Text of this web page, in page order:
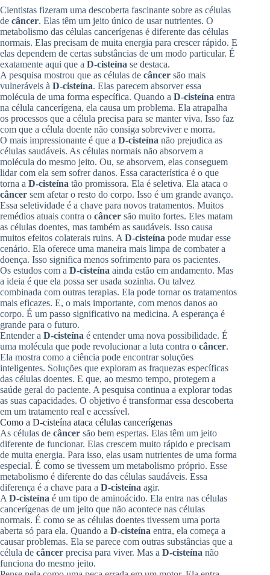
Cientistas fizeram uma descoberta fascinante sobre as células
de câncer. Elas têm um jeito único de usar nutrientes. O
metabolismo das células cancerígenas é diferente das células
normais. Elas precisam de muita energia para crescer rápido. E
elas dependem de certas substâncias de um modo particular. É
exatamente aqui que a D-cisteína se destaca.
A pesquisa mostrou que as células de câncer são mais
vulneráveis à D-cisteína. Elas parecem absorver essa
molécula de uma forma específica. Quando a D-cisteína entra
na célula cancerígena, ela causa um problema. Ela atrapalha
os processos que a célula precisa para se manter viva. Isso faz
com que a célula doente não consiga sobreviver e morra.
O mais impressionante é que a D-cisteína não prejudica as
células saudáveis. As células normais não absorvem a
molécula do mesmo jeito. Ou, se absorvem, elas conseguem
lidar com ela sem sofrer danos. Essa característica é o que
torna a D-cisteína tão promissora. Ela é seletiva. Ela ataca o
câncer sem afetar o resto do corpo. Isso é um grande avanço.
Essa seletividade é a chave para novos tratamentos. Muitos
remédios atuais contra o câncer são muito fortes. Eles matam
as células doentes, mas também as saudáveis. Isso causa
muitos efeitos colaterais ruins. A D-cisteína pode mudar esse
cenário. Ela oferece uma maneira mais limpa de combater a
doença. Isso significa menos sofrimento para os pacientes.
Os estudos com a D-cisteína ainda estão em andamento. Mas
a ideia é que ela possa ser usada sozinha. Ou talvez
combinada com outras terapias. Ela pode tornar os tratamentos
mais eficazes. E, o mais importante, com menos danos ao
corpo. É um passo significativo na medicina. A esperança é
grande para o futuro.
Entender a D-cisteína é entender uma nova possibilidade. É
uma molécula que pode revolucionar a luta contra o câncer.
Ela mostra como a ciência pode encontrar soluções
inteligentes. Soluções que exploram as fraquezas específicas
das células doentes. E que, ao mesmo tempo, protegem a
saúde geral do paciente. A pesquisa continua a explorar todas
as suas capacidades. O objetivo é transformar essa descoberta
em um tratamento real e acessível.
Como a D-cisteína ataca células cancerígenas
As células de câncer são bem espertas. Elas têm um jeito
diferente de funcionar. Elas crescem muito rápido e precisam
de muita energia. Para isso, elas usam nutrientes de uma forma
especial. É como se tivessem um metabolismo próprio. Esse
metabolismo é diferente do das células saudáveis. Essa
diferença é a chave para a D-cisteína agir.
A D-cisteína é um tipo de aminoácido. Ela entra nas células
cancerígenas de um jeito que não acontece nas células
normais. É como se as células doentes tivessem uma porta
aberta só para ela. Quando a D-cisteína entra, ela começa a
causar problemas. Ela se parece com outras substâncias que a
célula de câncer precisa para viver. Mas a D-cisteína não
funciona do mesmo jeito.